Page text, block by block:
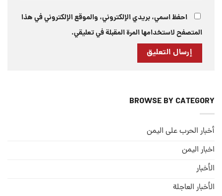
احفظ اسمي، بريدي الإلكتروني، والموقع الإلكتروني في هذا
المتصفح لاستخدامها المرة المقبلة في تعليقي.
BROWSE BY CATEGORY
أخبار الحرب على اليمن
اخبار اليمن
الأخبار
الأخبار العاجلة